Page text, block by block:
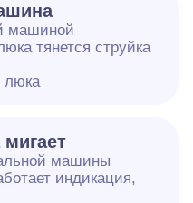
машиной
тянется струйка
люка
машины
индикация,